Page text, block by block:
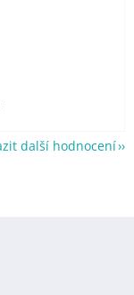
další hodnocení